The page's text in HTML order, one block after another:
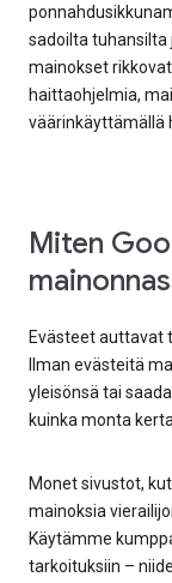
sadoilta tuhansilta
mainokset
haittaohjelmia,
väärinkäyttämällä
Miten
Evästeet auttavat
Ilman evästeitä
yleisönsä tai
kuinka monta
Monet sivustot,
mainoksia
Käytämme
tarkoituksiin –